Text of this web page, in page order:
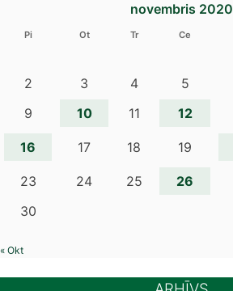
novembris 2020
Pi Ot Tr Ce
2
3 4 5
9
10 11 12
16 17 18 19
23 24 25 26
30
« Okt